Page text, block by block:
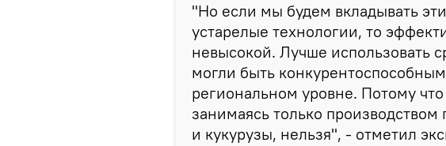
"Но если мы будем вкладывать
устарелые технологии, то
невысокой. Лучше использовать
могли быть
региональном уровне. Потому
занимаясь только
и кукурузы, нельзя", - отметил